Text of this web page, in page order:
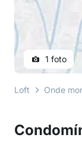
1 foto
Loft Onde